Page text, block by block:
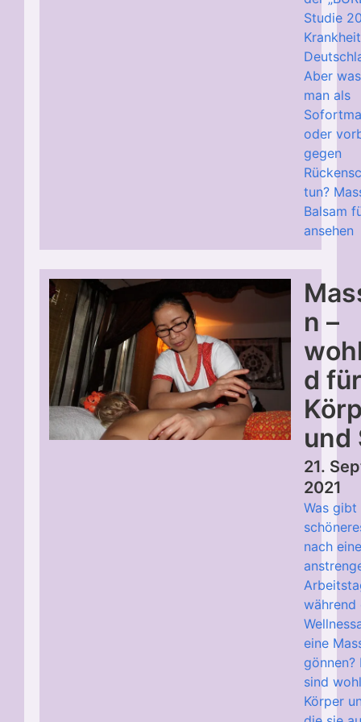
Studie
Aber
man als
oder
gegen
tun?
Balsam
ansehen
n –
d
und
21.
2021
Was gibt
nach
während
eine
gönnen?
sind
Körper